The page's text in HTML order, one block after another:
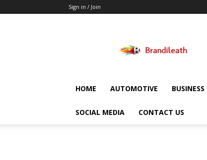
Sign in / Join
HOME AUTOMOTIVE BUSINESS
SOCIAL MEDIA CONTACT US